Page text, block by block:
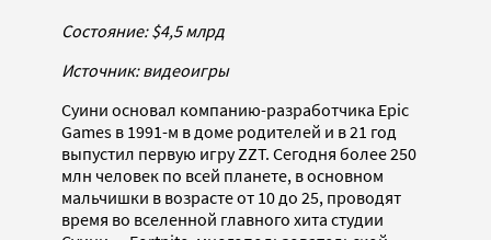
Состояние: $4,5 млрд
Источник: видеоигры
Суини основал компанию-разработчика Epic
Games в 1991-м в доме родителей и в 21 год
выпустил первую игру ZZT. Сегодня более 250
млн человек по всей планете, в основном
мальчишки в возрасте от 10 до 25, проводят
время во вселенной главного хита студии